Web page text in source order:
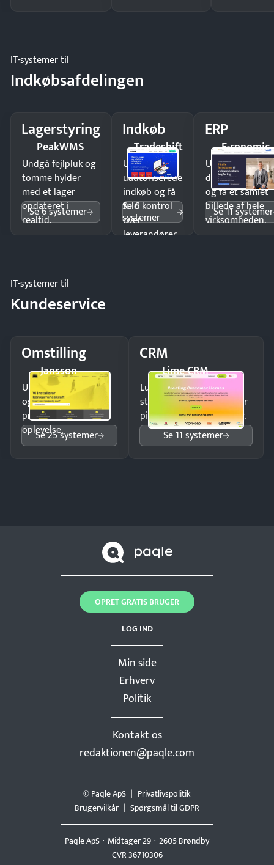
IT-systemer til
Indkøbsafdelingen
Lagerstyring
PeakWMS
Undgå fejlpluk og
tomme hylder
med et lager
opdateret i
realtid.
Se 6 systemer
Indkøb
Tradeshift
Undgå
uautoriserede
indkøb og få
fuld kontrol
over
leverandører
Se 6
systemer
ERP
E-conomic
Undgå
og få ét samlet
billede af hele
virksomheden.
Se 11 systemer
IT-systemer til
Kundeservice
Omstilling
Jansson
Undgå tabte opkald
og giv kunderne en
professionel
oplevelse.
Se 25 systemer
CRM
Lime CRM
Luk flere salg med et
struktureret overblik over
pipeline og opfølgninger.
Se 11 systemer
Min side
Erhverv
Politik
Kontakt os
redaktionen@paqle.com
LOG IND
OPRET GRATIS BRUGER
Paqle ApS Midtager 29 2605 Brøndby
CVR 36710306
© Paqle ApS
Privatlivspolitik
Brugervilkår
Spørgsmål til GDPR